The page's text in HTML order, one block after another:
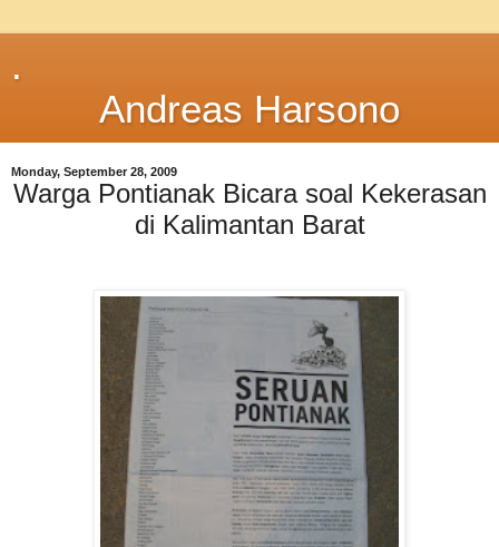
.
Andreas Harsono
Monday, September 28, 2009
Warga Pontianak Bicara soal Kekerasan
di Kalimantan Barat